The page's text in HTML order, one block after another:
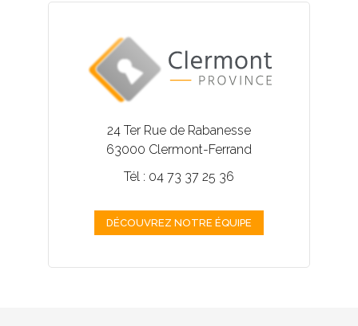
24 Ter Rue de Rabanesse
63000 Clermont-Ferrand
Tél : 04 73 37 25 36
DÉCOUVREZ NOTRE ÉQUIPE